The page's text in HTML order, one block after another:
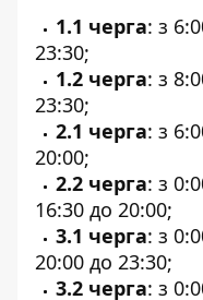
1.1 черга: з
23:30;
1.2 черга: з
23:30;
2.1 черга: з
20:00;
2.2 черга: з
16:30 до 20:00;
3.1 черга: з
20:00 до 23:30;
3.2 черга: з